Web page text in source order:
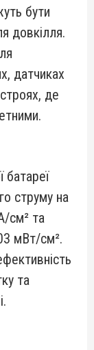
бути
довкілля.
датчиках
де
батареї
струму на
см² та
мВт/см².
та